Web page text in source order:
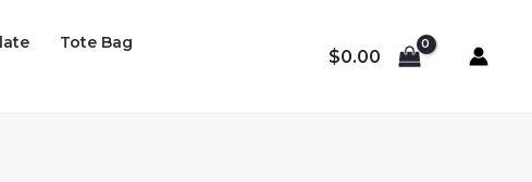
Tote Bag
$0.00